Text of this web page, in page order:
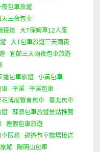
夜包車旅遊
天三夜包車
接送
大T保姆車12人座
大T包車旅遊三天兩夜
宜蘭三天兩夜包車旅遊
道包車旅遊
小黃包車
車 平溪
平溪包車
花博展覽會包車
臺北包車
遊
蘇澳包車旅遊景點推薦
連假包車旅遊
車服務
遨遊包車機場接送
遊
陽明山包車